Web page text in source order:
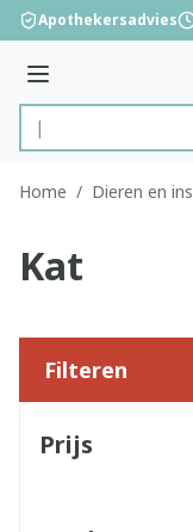
Ga naar de inhoud
Apothekersadvies
Menu
Product, merk,
Home / Dieren en
Kat
Filteren
Prijs